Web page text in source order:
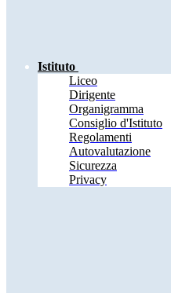
Istituto
Liceo
Dirigente
Organigramma
Consiglio d'Istituto
Regolamenti
Autovalutazione
Sicurezza
Privacy